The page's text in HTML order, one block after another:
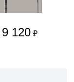
9 120 ₽